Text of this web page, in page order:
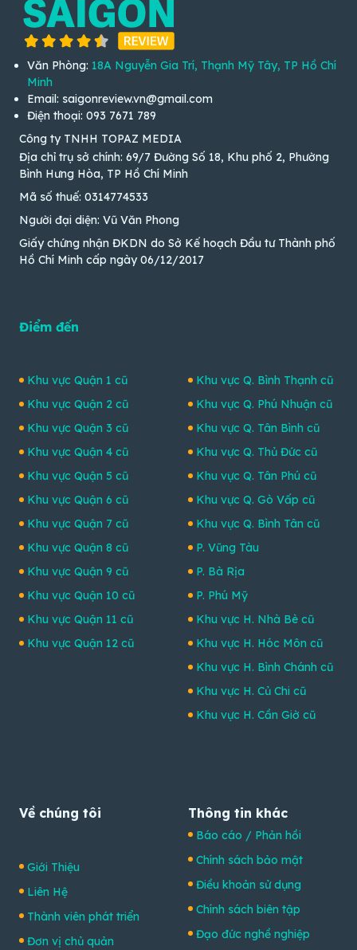
Văn Phòng: 18A Nguyễn Gia Trí, Thạnh Mỹ Tây, TP Hồ Chí
Minh
Email: saigonreview.vn@gmail.com
Điện thoại: 093 7671 789
Công ty TNHH TOPAZ MEDIA
Địa chỉ trụ sở chính: 69/7 Đường Số 18, Khu phố 2, Phường
Bình Hưng Hòa, TP Hồ Chí Minh
Mã số thuế: 0314774533
Người đại diện: Vũ Văn Phong
Giấy chứng nhận ĐKDN do Sở Kế hoạch Đầu tư Thành phố
Hồ Chí Minh cấp ngày 06/12/2017
Điểm đến
Khu vực Quận 1 cũ
Khu vực Quận 2 cũ
Khu vực Quận 3 cũ
Khu vực Quận 4 cũ
Khu vực Quận 5 cũ
Khu vực Quận 6 cũ
Khu vực Quận 7 cũ
Khu vực Quận 8 cũ
Khu vực Quận 9 cũ
Khu vực Quận 10 cũ
Khu vực Quận 11 cũ
Khu vực Quận 12 cũ
Khu vực Q. Bình Thạnh cũ
Khu vực Q. Phú Nhuận cũ
Khu vực Q. Tân Bình cũ
Khu vực Q. Thủ Đức cũ
Khu vực Q. Tân Phú cũ
Khu vực Q. Gò Vấp cũ
Khu vực Q. Bình Tân cũ
P. Vũng Tàu
P. Bà Rịa
P. Phú Mỹ
Khu vực H. Nhà Bè cũ
Khu vực H. Hóc Môn cũ
Khu vực H. Bình Chánh cũ
Khu vực H. Củ Chi cũ
Khu vực H. Cần Giờ cũ
Về chúng tôi
Giới Thiệu
Liên Hệ
Thành viên phát triển
Đơn vị chủ quản
Thông tin khác
Báo cáo / Phản hồi
Chính sách bảo mật
Điều khoản sử dụng
Chính sách biên tập
Đạo đức nghề nghiệp